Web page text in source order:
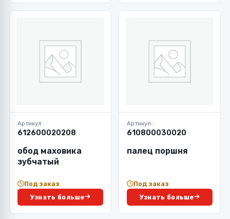
Артикул :
612600020208
обод маховика
зубчатый
Под заказ
Узнать больше
Артикул :
610800030020
палец поршня
Под заказ
Узнать больше